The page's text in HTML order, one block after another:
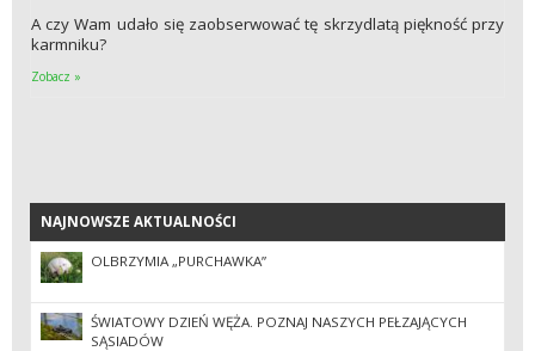
A czy Wam udało się zaobserwować tę skrzydlatą piękność przy
karmniku?
Zobacz »
NAJNOWSZE AKTUALNOŚCI
NAJNOWSZE AKTUALNOŚCI
OLBRZYMIA „PURCHAWKA”
ŚWIATOWY DZIEŃ WĘŻA. POZNAJ NASZYCH PEŁZAJĄCYCH
SĄSIADÓW